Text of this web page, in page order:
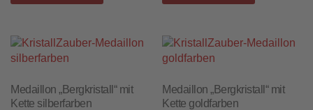
Medaillon „Bergkristall“ mit
Kette silberfarben
Medaillon „Bergkristall“ mit
Kette goldfarben